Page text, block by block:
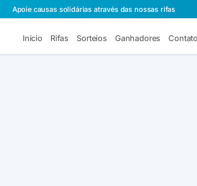
Apoie causas solidárias através das nossas rifas
Início Rifas Sorteios Ganhadores Contato